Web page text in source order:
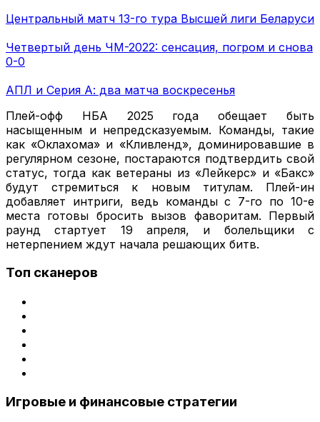
Центральный матч 13-го тура Высшей лиги Беларуси
Четвертый день ЧМ-2022: сенсация, погром и снова
0-0
АПЛ и Серия А: два матча воскресенья
Плей-офф НБА 2025 года обещает быть
насыщенным и непредсказуемым. Команды, такие
как «Оклахома» и «Кливленд», доминировавшие в
регулярном сезоне, постараются подтвердить свой
статус, тогда как ветераны из «Лейкерс» и «Бакс»
будут стремиться к новым титулам. Плей-ин
добавляет интриги, ведь команды с 7-го по 10-е
места готовы бросить вызов фаворитам. Первый
раунд стартует 19 апреля, и болельщики с
нетерпением ждут начала решающих битв.
Топ сканеров
Игровые и финансовые стратегии